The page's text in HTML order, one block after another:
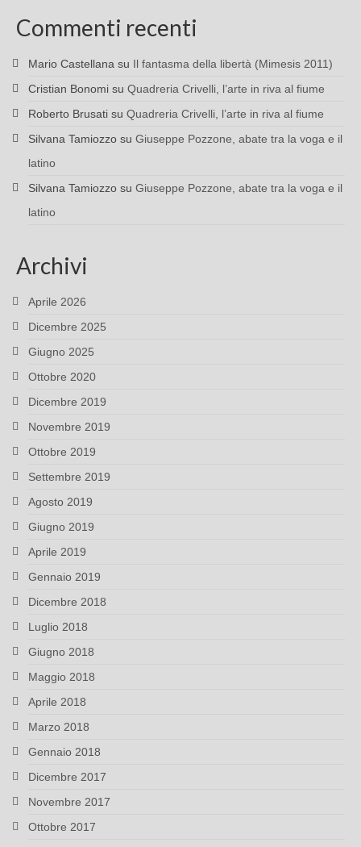
Commenti recenti
Mario Castellana su Il fantasma della libertà (Mimesis 2011)
Cristian Bonomi su Quadreria Crivelli, l’arte in riva al fiume
Roberto Brusati su Quadreria Crivelli, l’arte in riva al fiume
Silvana Tamiozzo su Giuseppe Pozzone, abate tra la voga e il
latino
Silvana Tamiozzo su Giuseppe Pozzone, abate tra la voga e il
latino
Archivi
Aprile 2026
Dicembre 2025
Giugno 2025
Ottobre 2020
Dicembre 2019
Novembre 2019
Ottobre 2019
Settembre 2019
Agosto 2019
Giugno 2019
Aprile 2019
Gennaio 2019
Dicembre 2018
Luglio 2018
Giugno 2018
Maggio 2018
Aprile 2018
Marzo 2018
Gennaio 2018
Dicembre 2017
Novembre 2017
Ottobre 2017